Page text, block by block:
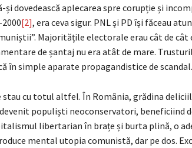
și dovedească aplecarea spre corupție și
[2], era ceva sigur. PNL și PD își făceau
Majoritățile electorale erau cât de
de șantaj nu era atât de mare.
în simple aparate propagandistice de scandal.
stau cu totul altfel. În România, grădina
populiști neoconservatori, beneficiind
libertarian în brațe și burta plină, o
mental utopia comunistă, dar pe dos.